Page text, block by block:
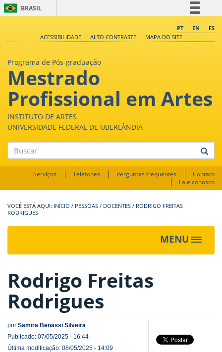
BRASIL
Comunica BR
Canais
PT EN
ES
ACESSIBILIDADE
ALTO CONTRASTE MAPA DO SITE
Programa de Pós-graduação
Mestrado
Profissional em Artes
INSTITUTO DE ARTES
UNIVERSIDADE FEDERAL DE UBERLÂNDIA
Buscar
Serviços Telefones Perguntas frequentes
Contato
Fale conosco
INÍCIO / PESSOAS / DOCENTES / RODRIGO FREITAS
RODRIGUES
MENU
Toggle
Rodrigo Freitas
Rodrigues
por Samira Benassi Silveira
Publicado: 07/05/2025 - 16:44
Última modificação: 08/05/2025 - 14:09